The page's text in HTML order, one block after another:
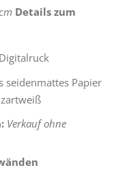
Details zum
seidenmattes Papier
Verkauf ohne